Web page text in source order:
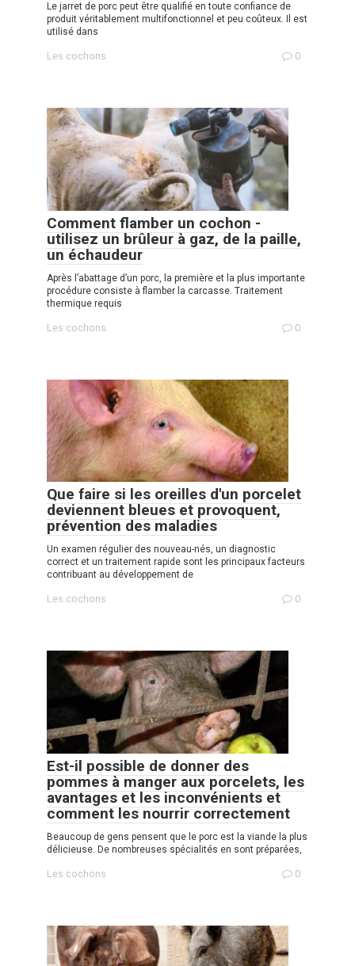
Le jarret de porc peut être qualifié en toute confiance de
produit véritablement multifonctionnel et peu coûteux. Il est
utilisé dans
Les cochons 0
Comment flamber un cochon -
utilisez un brûleur à gaz, de la paille,
un échaudeur
Après l’abattage d’un porc, la première et la plus importante
procédure consiste à flamber la carcasse. Traitement
thermique requis
Les cochons 0
Que faire si les oreilles d'un porcelet
deviennent bleues et provoquent,
prévention des maladies
Un examen régulier des nouveau-nés, un diagnostic
correct et un traitement rapide sont les principaux facteurs
contribuant au développement de
Les cochons 0
Est-il possible de donner des
pommes à manger aux porcelets, les
avantages et les inconvénients et
comment les nourrir correctement
Beaucoup de gens pensent que le porc est la viande la plus
délicieuse. De nombreuses spécialités en sont préparées,
Les cochons 0